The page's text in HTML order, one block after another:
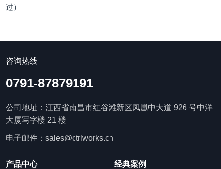
过）
咨询热线
0791-87879191
公司地址：江西省南昌市红谷滩新区凤凰中大道 926 号中洋
大厦写字楼 21 楼
电子邮件：sales@ctrlworks.cn
产品中心 经典案例